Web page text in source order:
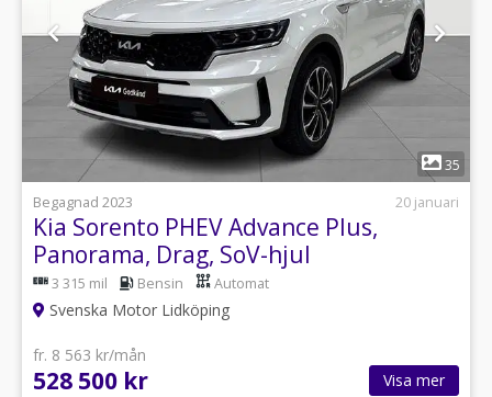
35
Begagnad 2023
20 januari
Kia Sorento PHEV Advance Plus,
Panorama, Drag, SoV-hjul
3 315 mil Bensin Automat
Svenska Motor Lidköping
fr. 8 563 kr/mån
528 500 kr Visa mer